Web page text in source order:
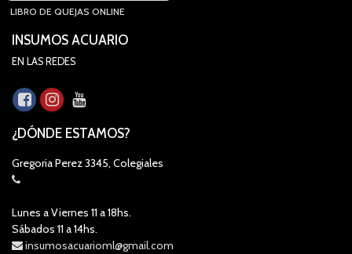
LIBRO DE QUEJAS ONLINE
INSUMOS ACUARIO
EN LAS REDES
¿DÓNDE ESTAMOS?
Gregoria Perez 3345, Colegiales
Lunes a Viernes 11 a 18hs.
Sábados 11 a 14hs.
insumosacuarioml@gmail.com